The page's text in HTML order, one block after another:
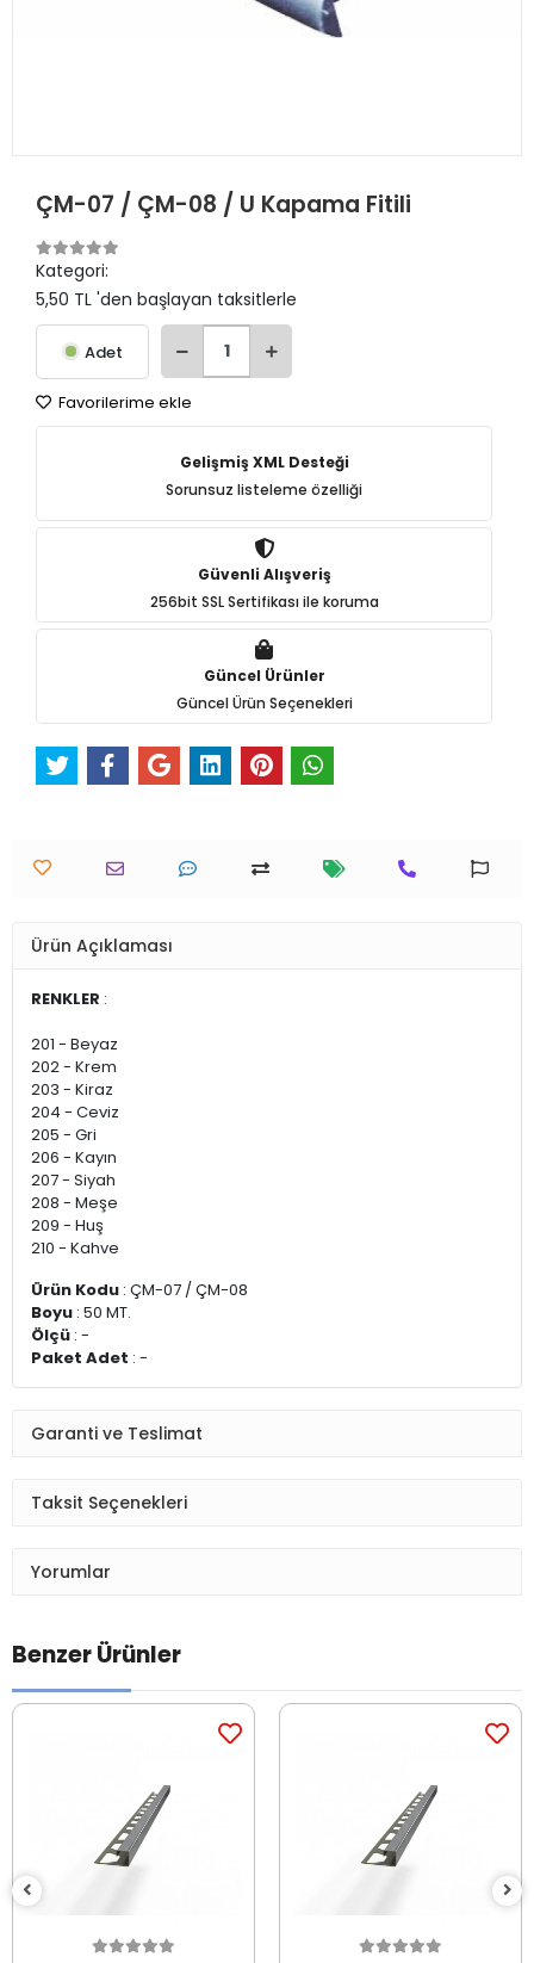
ÇM-07 / ÇM-08 / U Kapama Fitili
Kategori:
5,50 TL 'den başlayan taksitlerle
Adet
Favorilerime ekle
Gelişmiş XML Desteği
Sorunsuz listeleme özelliği
Güvenli Alışveriş
256bit SSL Sertifikası ile koruma
Güncel Ürünler
Güncel Ürün Seçenekleri
Ürün Açıklaması
RENKLER :
201 - Beyaz
202 - Krem
203 - Kiraz
204 - Ceviz
205 - Gri
206 - Kayın
207 - Siyah
208 - Meşe
209 - Huş
210 - Kahve
Ürün Kodu : ÇM-07 / ÇM-08
Boyu : 50 MT.
Ölçü : -
Paket Adet : -
Garanti ve Teslimat
Taksit Seçenekleri
Yorumlar
Benzer Ürünler